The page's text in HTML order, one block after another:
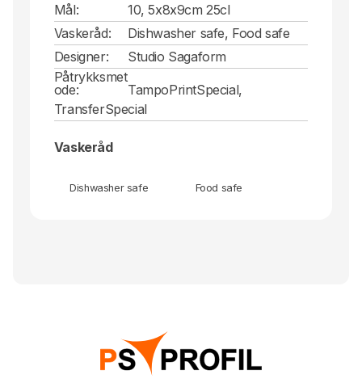
Mål:
10, 5x8x9cm 25cl
Vaskeråd:
Dishwasher safe, Food safe
Designer:
Studio Sagaform
Påtrykksmet
ode:
TampoPrintSpecial,
TransferSpecial
Vaskeråd
Dishwasher safe Food safe